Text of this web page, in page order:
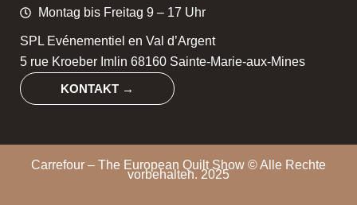
Montag bis Freitag 9 – 17 Uhr
SPL Evénementiel en Val d’Argent
5 rue Kroeber Imlin 68160 Sainte-Marie-aux-Mines
KONTAKT →
Carrefour – The European Quilt Show © Alle Rechte
vorbehalten. 2025